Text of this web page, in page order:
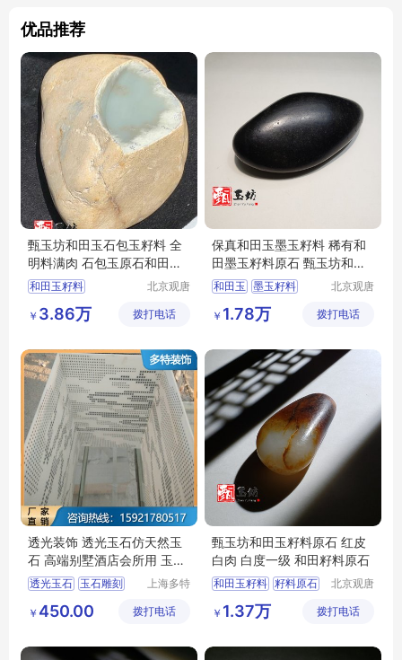
优品推荐
甄玉坊和田玉石包玉籽料 全
明料满肉 石包玉原石和田玉
籽料
和田玉籽料
籽料石包玉
和田玉籽料价格
北京观唐
有限公司
￥ 3.86万 拨打电话
保真和田玉墨玉籽料 稀有和
田墨玉籽料原石 甄玉坊和田
玉籽料
和田玉 墨玉籽料
和田玉原石
北京观唐
有限公司
￥ 1.78万 拨打电话
透光装饰 透光玉石仿天然玉
石 高端别墅酒店会所用 玉石
雕刻屏风
透光玉石 玉石雕刻
上海透光玉石
上海多特
有限公司
￥ 450.00 拨打电话
甄玉坊和田玉籽料原石 红皮
白肉 白度一级 和田籽料原石
和田玉籽料 籽料原石
和田玉价格
北京观唐
有限公司
￥ 1.37万 拨打电话